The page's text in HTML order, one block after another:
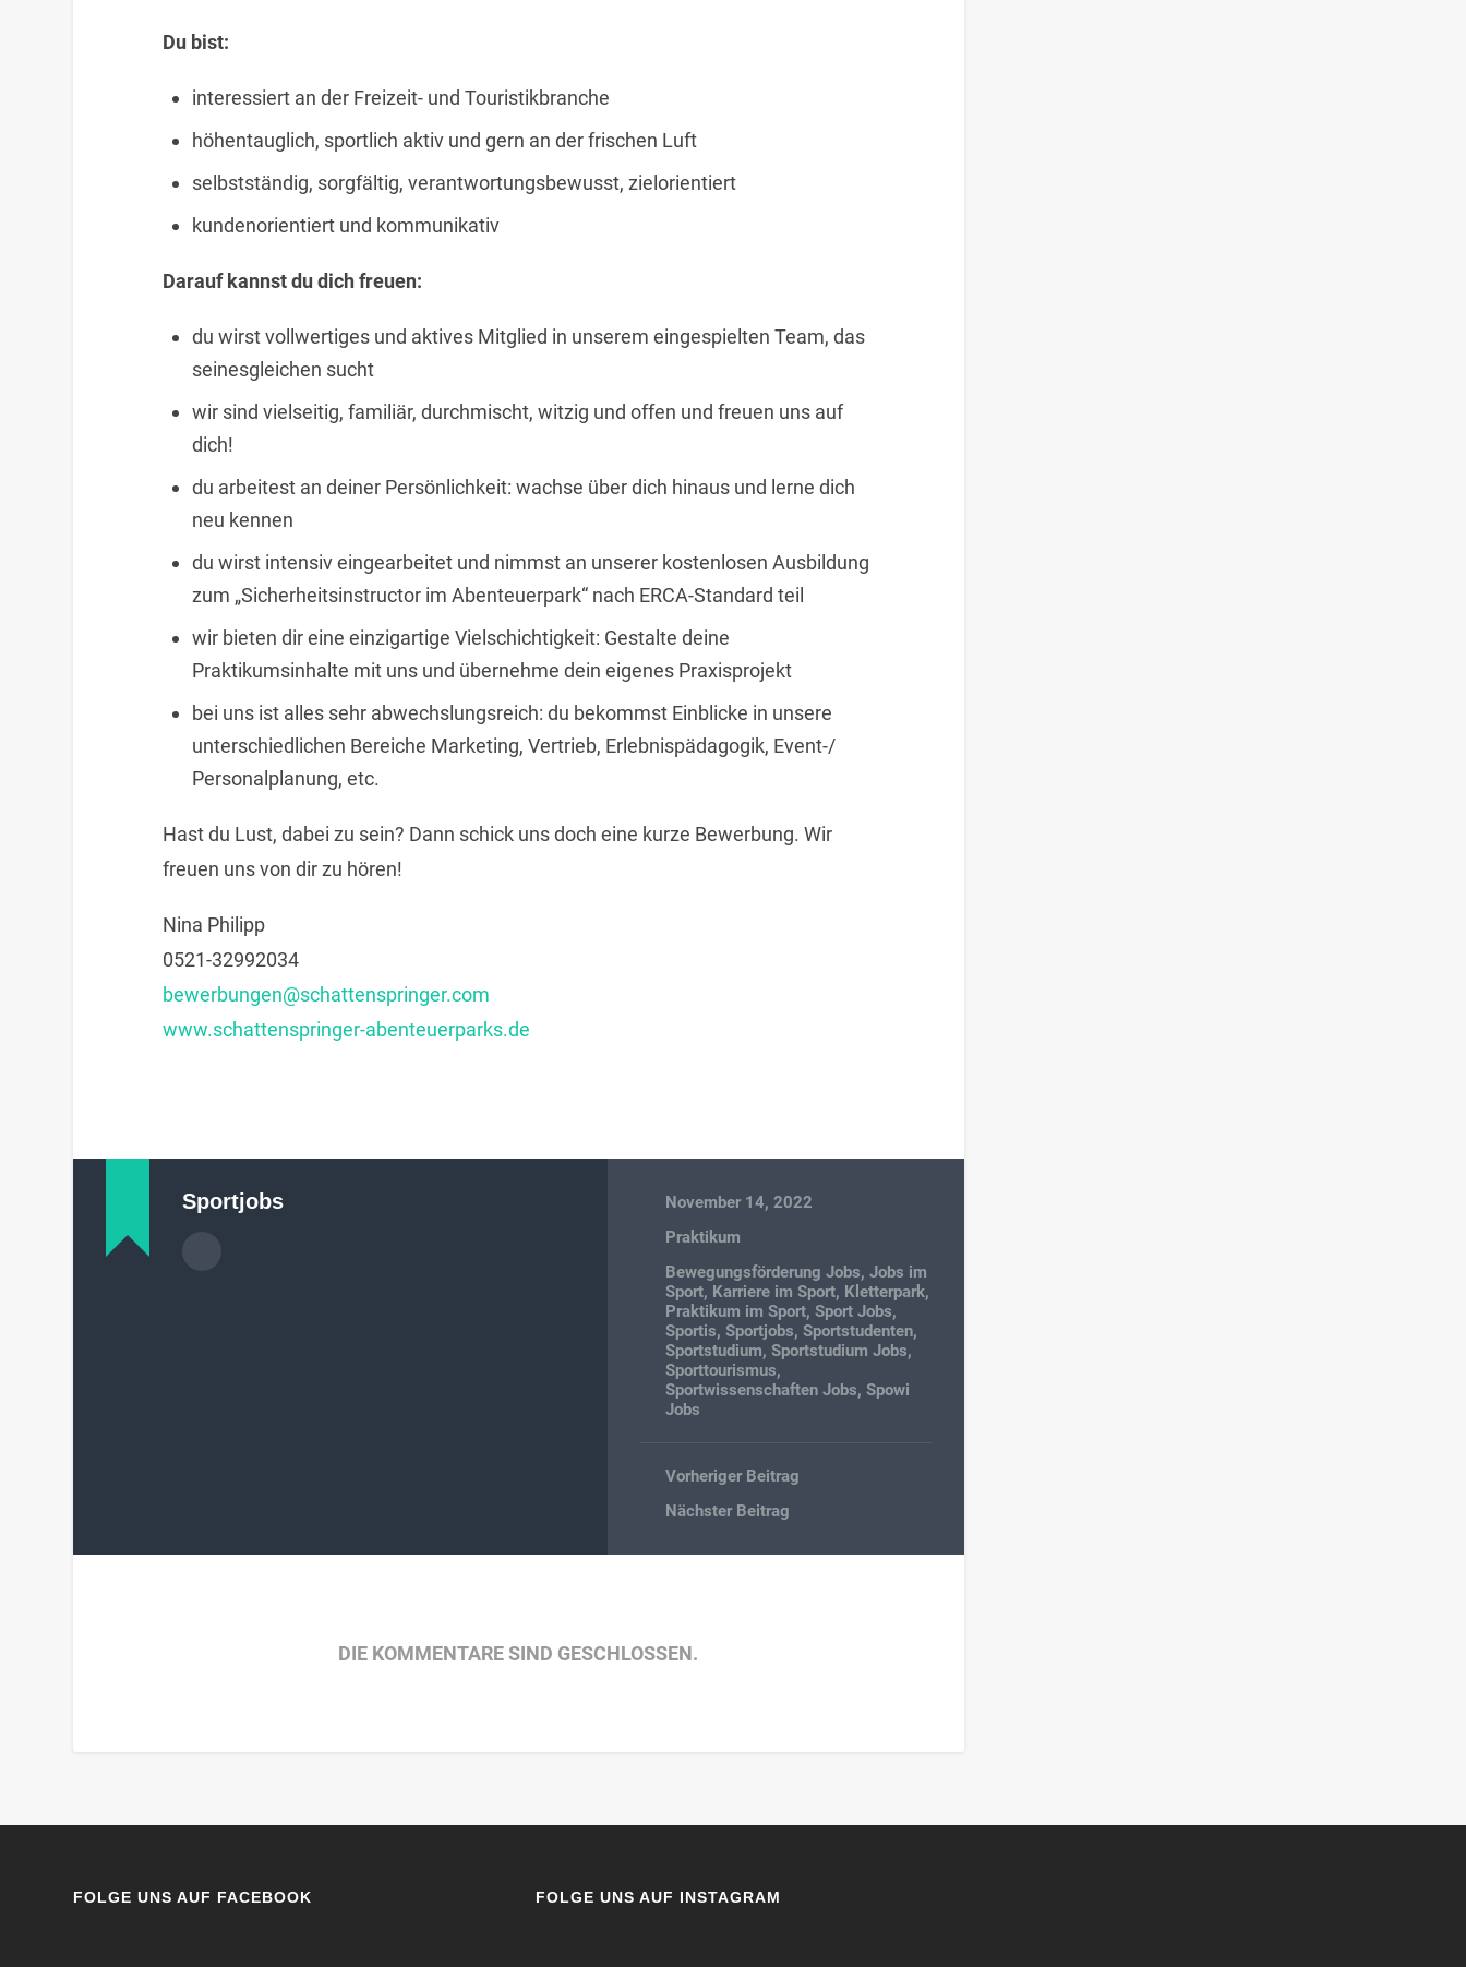
Du bist:
interessiert an der Freizeit- und Touristikbranche
höhentauglich, sportlich aktiv und gern an der frischen Luft
selbstständig, sorgfältig, verantwortungsbewusst, zielorientiert
kundenorientiert und kommunikativ
Darauf kannst du dich freuen:
du wirst vollwertiges und aktives Mitglied in unserem eingespielten Team, das
seinesgleichen sucht
wir sind vielseitig, familiär, durchmischt, witzig und offen und freuen uns auf
dich!
du arbeitest an deiner Persönlichkeit: wachse über dich hinaus und lerne dich
neu kennen
du wirst intensiv eingearbeitet und nimmst an unserer kostenlosen Ausbildung
zum „Sicherheitsinstructor im Abenteuerpark“ nach ERCA-Standard teil
wir bieten dir eine einzigartige Vielschichtigkeit: Gestalte deine
Praktikumsinhalte mit uns und übernehme dein eigenes Praxisprojekt
bei uns ist alles sehr abwechslungsreich: du bekommst Einblicke in unsere
unterschiedlichen Bereiche Marketing, Vertrieb, Erlebnispädagogik, Event-/
Personalplanung, etc.
Hast du Lust, dabei zu sein? Dann schick uns doch eine kurze Bewerbung. Wir
freuen uns von dir zu hören!
Nina Philipp
0521-32992034
bewerbungen@schattenspringer.com
www.schattenspringer-abenteuerparks.de
Sportjobs
November 14, 2022
Praktikum
Bewegungsförderung Jobs,Jobs im
Sport, Karriere im Sport, Kletterpark,
Praktikum im Sport,Sport Jobs,
Sportis,Sportjobs,Sportstudenten,
Sportstudium,Sportstudium Jobs,
Sporttourismus,
Sportwissenschaften Jobs,Spowi
Jobs
Vorheriger Beitrag
Nächster Beitrag
DIE KOMMENTARE SIND GESCHLOSSEN.
FOLGE UNS AUF FACEBOOK FOLGE UNS AUF INSTAGRAM